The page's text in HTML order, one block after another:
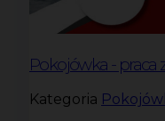
Pokojówka - praca
Kategoria